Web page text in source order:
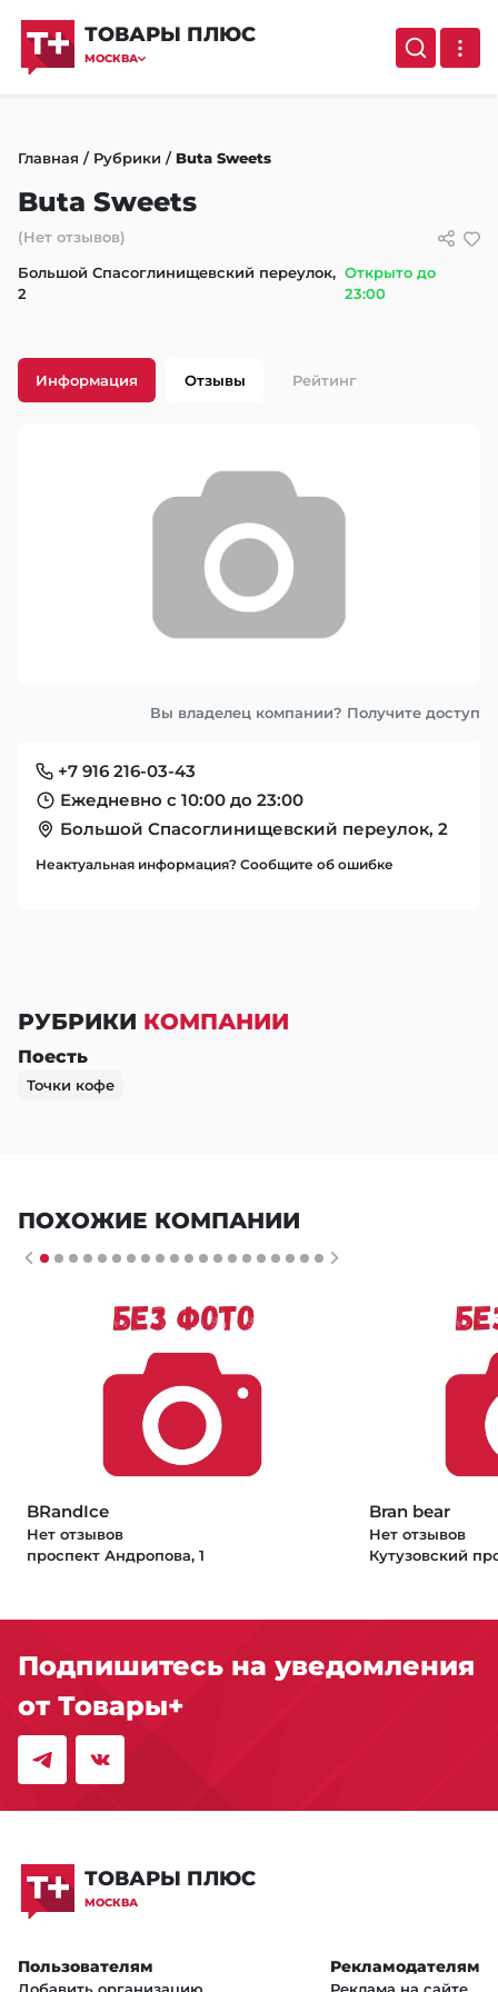
ТОВАРЫ ПЛЮС
МОСКВА
Главная / Рубрики / Buta Sweets
Buta Sweets
(Нет отзывов)
Большой Спасоглинищевский переулок,
2
Открыто до
23:00
Информация Отзывы Рейтинг
Вы владелец компании? Получите доступ
+7 916 216-03-43
Ежедневно с 10:00 до 23:00
Большой Спасоглинищевский переулок, 2
Неактуальная информация? Сообщите об ошибке
РУБРИКИ КОМПАНИИ
Поесть
Точки кофе
ПОХОЖИЕ КОМПАНИИ
BRandIce
Нет отзывов
проспект Андропова, 1
Bran bear
Нет отзывов
Кутузовский
Подпишитесь на уведомления
от Товары+
ТОВАРЫ ПЛЮС
МОСКВА
Пользователям Рекламодателям